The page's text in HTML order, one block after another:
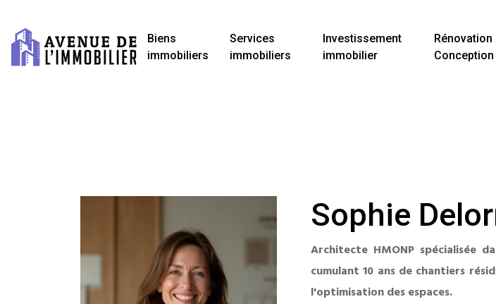
Biens
immobiliers
Services
immobiliers
Investissement
immobilier
Rénovation
Conception
Sophie
Architecte HMONP spécialisée
cumulant 10 ans de chantiers
l'optimisation des espaces.